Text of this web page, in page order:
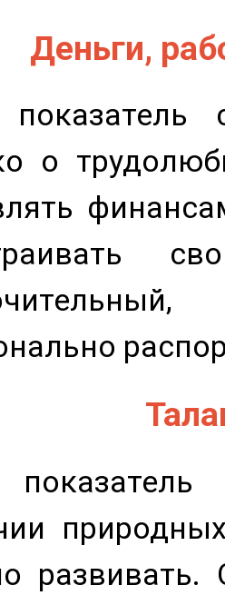
Деньги,
о
показатель
развивать.